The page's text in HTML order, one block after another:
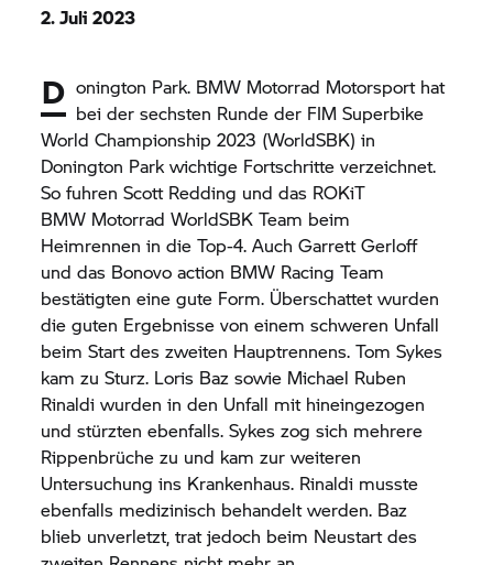
2. Juli 2023
D onington Park. BMW Motorrad Motorsport hat
bei der sechsten Runde der FIM Superbike
World Championship 2023 (WorldSBK) in
Donington Park wichtige Fortschritte verzeichnet.
So fuhren Scott Redding und das ROKiT
BMW Motorrad WorldSBK Team beim
Heimrennen in die Top-4. Auch Garrett Gerloff
und das Bonovo action BMW Racing Team
bestätigten eine gute Form. Überschattet wurden
die guten Ergebnisse von einem schweren Unfall
beim Start des zweiten Hauptrennens. Tom Sykes
kam zu Sturz. Loris Baz sowie Michael Ruben
Rinaldi wurden in den Unfall mit hineingezogen
und stürzten ebenfalls. Sykes zog sich mehrere
Rippenbrüche zu und kam zur weiteren
Untersuchung ins Krankenhaus. Rinaldi musste
ebenfalls medizinisch behandelt werden. Baz
blieb unverletzt, trat jedoch beim Neustart des